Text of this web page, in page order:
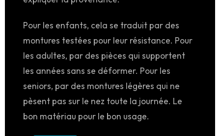
Pour les enfants, cela se traduit par des
montures testées pour leur résistance. Pour
les adultes, par des pièces qui supportent
les années sans se déformer. Pour les
seniors, par des montures légères qui ne
pèsent pas sur le nez toute la journée. Le
bon matériau pour le bon usage.